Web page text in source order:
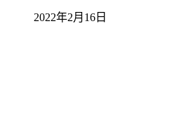
2022年2月16日